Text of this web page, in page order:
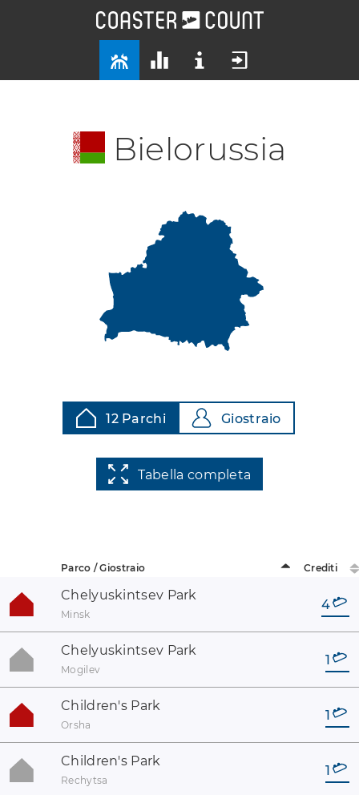
Bielorussia
12 Parchi Giostraio
Tabella completa
Parco / Giostraio Crediti
Chelyuskintsev Park
Minsk
4
Chelyuskintsev Park
Mogilev
1
Children's Park
Orsha
1
Children's Park
Rechytsa
1